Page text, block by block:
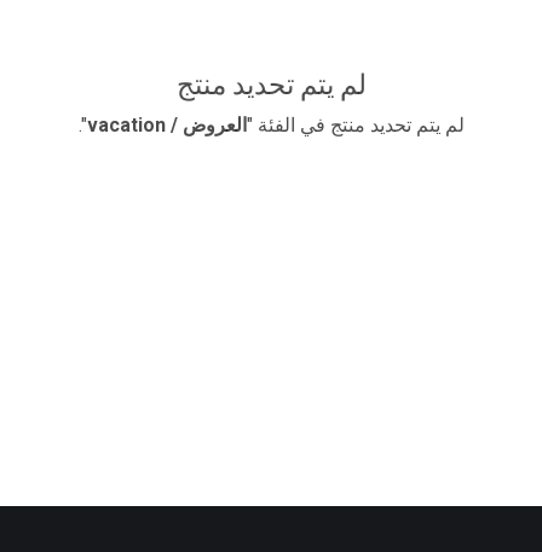
لم يتم تحديد منتج
لم يتم تحديد منتج في الفئة " ​العروض / vacation ".